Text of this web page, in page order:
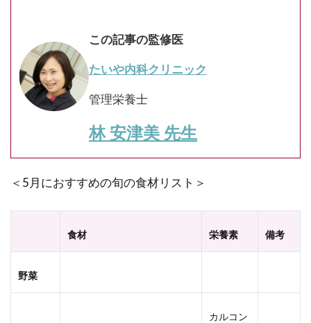
この記事の監修医
たいや内科クリニック
管理栄養士
林 安津美 先生
＜5月におすすめの旬の食材リスト＞
食材 栄養素 備考
野菜
カルコン